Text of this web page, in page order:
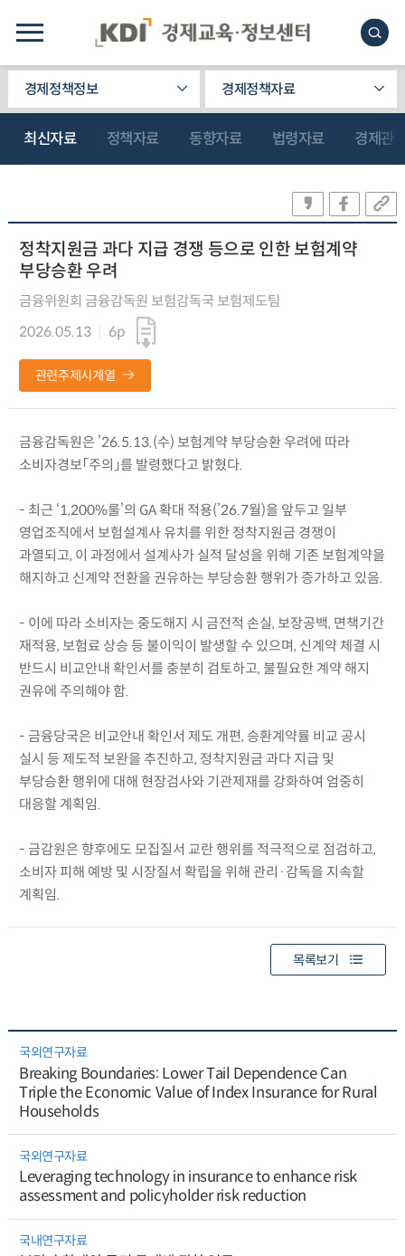
경제정책정보 경제정책자료
최신자료 정책자료 동향자료 법령자료 경제관
정착지원금 과다 지급 경쟁 등으로 인한 보험계약
부당승환 우려
금융위원회 금융감독원 보험감독국 보험제도팀
2026.05.13
6p
관련주제시계열
금융감독원은 ’26.5.13.(수) 보험계약 부당승환 우려에 따라
소비자경보「주의」를 발령했다고 밝혔다.
- 최근 ‘1,200%룰’의 GA 확대 적용(’26.7월)을 앞두고 일부
영업조직에서 보험설계사 유치를 위한 정착지원금 경쟁이
과열되고, 이 과정에서 설계사가 실적 달성을 위해 기존 보험계약을
해지하고 신계약 전환을 권유하는 부당승환 행위가 증가하고 있음.
- 이에 따라 소비자는 중도해지 시 금전적 손실, 보장공백, 면책기간
재적용, 보험료 상승 등 불이익이 발생할 수 있으며, 신계약 체결 시
반드시 비교안내 확인서를 충분히 검토하고, 불필요한 계약 해지
권유에 주의해야 함.
- 금융당국은 비교안내 확인서 제도 개편, 승환계약률 비교 공시
실시 등 제도적 보완을 추진하고, 정착지원금 과다 지급 및
부당승환 행위에 대해 현장검사와 기관제재를 강화하여 엄중히
대응할 계획임.
- 금감원은 향후에도 모집질서 교란 행위를 적극적으로 점검하고,
소비자 피해 예방 및 시장질서 확립을 위해 관리·감독을 지속할
계획임.
목록보기
국외연구자료
Breaking Boundaries: Lower Tail Dependence Can
Triple the Economic Value of Index Insurance for Rural
Households
국외연구자료
Leveraging technology in insurance to enhance risk
assessment and policyholder risk reduction
국내연구자료